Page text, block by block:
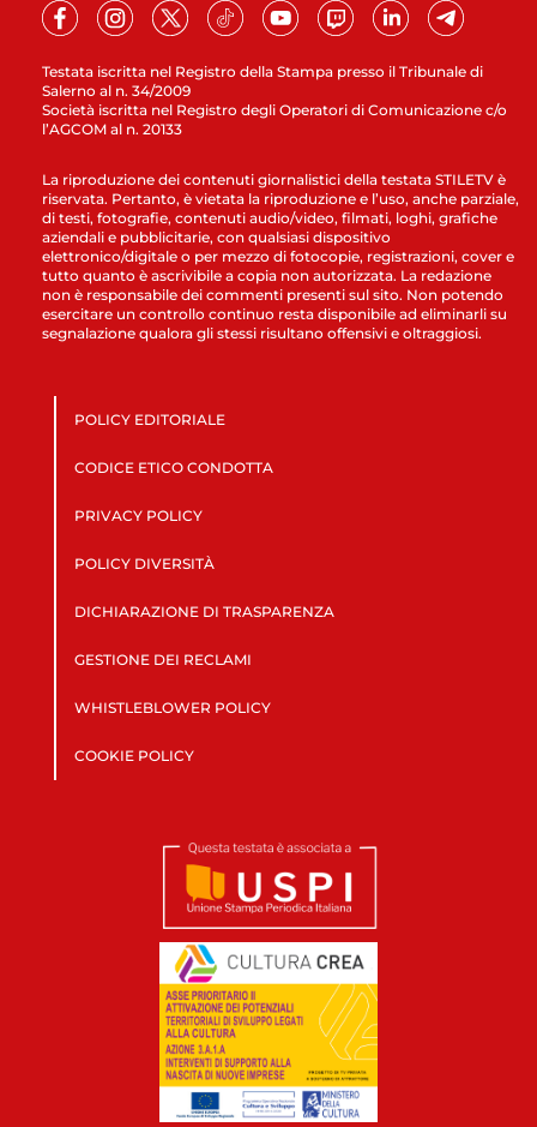
Testata iscritta nel Registro della Stampa presso il Tribunale di
Salerno al n. 34/2009
Società iscritta nel Registro degli Operatori di Comunicazione c/o
l’AGCOM al n. 20133
La riproduzione dei contenuti giornalistici della testata STILETV è
riservata. Pertanto, è vietata la riproduzione e l’uso, anche parziale,
di testi, fotografie, contenuti audio/video, filmati, loghi, grafiche
aziendali e pubblicitarie, con qualsiasi dispositivo
elettronico/digitale o per mezzo di fotocopie, registrazioni, cover e
tutto quanto è ascrivibile a copia non autorizzata. La redazione
non è responsabile dei commenti presenti sul sito. Non potendo
esercitare un controllo continuo resta disponibile ad eliminarli su
segnalazione qualora gli stessi risultano offensivi e oltraggiosi.
POLICY EDITORIALE
CODICE ETICO CONDOTTA
PRIVACY POLICY
POLICY DIVERSITÀ
DICHIARAZIONE DI TRASPARENZA
GESTIONE DEI RECLAMI
WHISTLEBLOWER POLICY
COOKIE POLICY